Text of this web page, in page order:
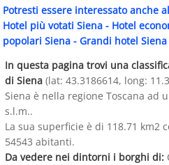
Potresti essere interessato anche
Hotel più votati Siena - Hotel
popolari Siena - Grandi hotel Siena
In questa pagina trovi una
di Siena (lat: 43.3186614, long:
Siena è nella regione Toscana ad
s.l.m..
La sua superficie è di 118.71 km2
54543 abitanti.
Da vedere nei dintorni i borghi di: